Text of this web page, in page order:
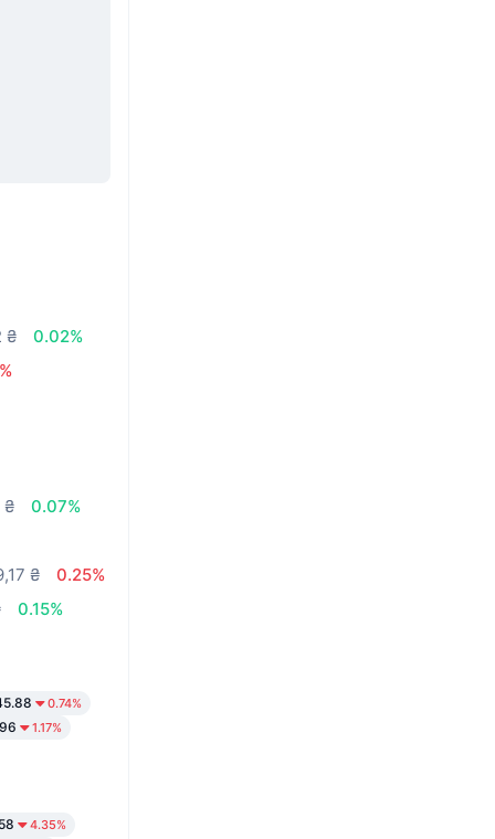
₴
0.02%
₴ 0.07%
₴
0.25%
0.15%
0.74%
1.17%
4.35%